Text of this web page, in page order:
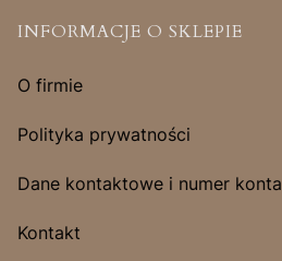
INFORMACJE O SKLEPIE
O firmie
Polityka prywatności
Dane kontaktowe i numer konta
Kontakt